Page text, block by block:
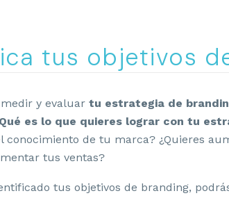
tus objetivos
y evaluar tu estrategia de
es lo que quieres lograr con tu
conocimiento de tu marca? ¿Quieres
tus ventas?
tus objetivos de branding,